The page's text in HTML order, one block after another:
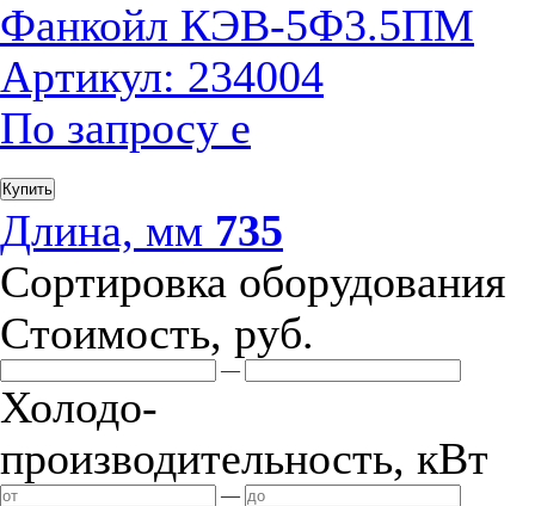
Фанкойл КЭВ-5Ф3.5ПМ
Артикул: 234004
По запросу е
Купить
Длина, мм 735
Сортировка оборудования
Стоимость, руб.
—
Холодо-
производительность, кВт
—